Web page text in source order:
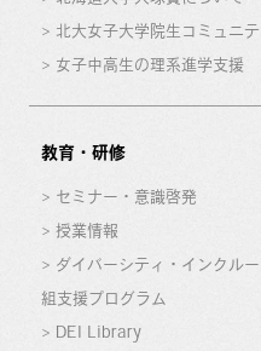
北大女子大学院生コミュニ
女子中高生の理系進学支援
教育・研修
セミナー・意識啓発
授業情報
ダイバーシティ・インクル
組支援プログラム
DEI Library